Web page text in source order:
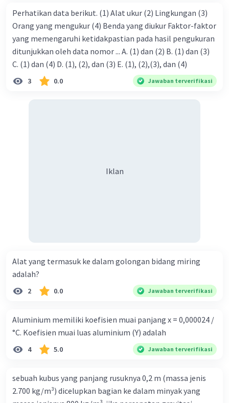
Perhatikan data berikut. (1) Alat ukur (2) Lingkungan (3)
Orang yang mengukur (4) Benda yang diukur Faktor-faktor
yang memengaruhi ketidakpastian pada hasil pengukuran
ditunjukkan oleh data nomor ... A. (1) dan (2) B. (1) dan (3)
C. (1) dan (4) D. (1), (2), dan (3) E. (1), (2),(3), dan (4)
3 0.0 Jawaban terverifikasi
Iklan
Alat yang termasuk ke dalam golongan bidang miring
adalah?
2 0.0 Jawaban terverifikasi
Aluminium memiliki koefisien muai panjang x = 0,000024 /
°C. Koefisien muai luas aluminium (Y) adalah
4 5.0 Jawaban terverifikasi
sebuah kubus yang panjang rusuknya 0,2 m (massa jenis
2.700 kg/m³) dicelupkan bagian ke dalam minyak yang